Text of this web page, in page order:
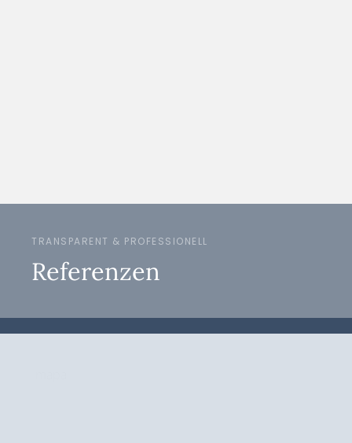
TRANSPARENT & PROFESSIONELL
Referenzen